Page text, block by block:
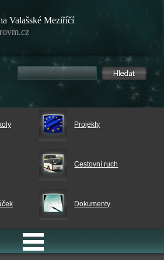
Valašské Meziříčí
Projekty
Cestovní ruch
Dokumenty